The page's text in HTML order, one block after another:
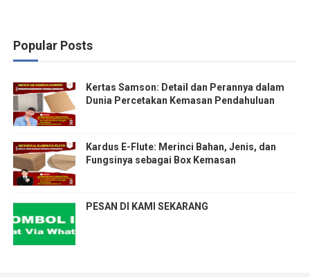
Popular Posts
Kertas Samson: Detail dan Perannya dalam
Dunia Percetakan Kemasan Pendahuluan
Kardus E-Flute: Merinci Bahan, Jenis, dan
Fungsinya sebagai Box Kemasan
PESAN DI KAMI SEKARANG